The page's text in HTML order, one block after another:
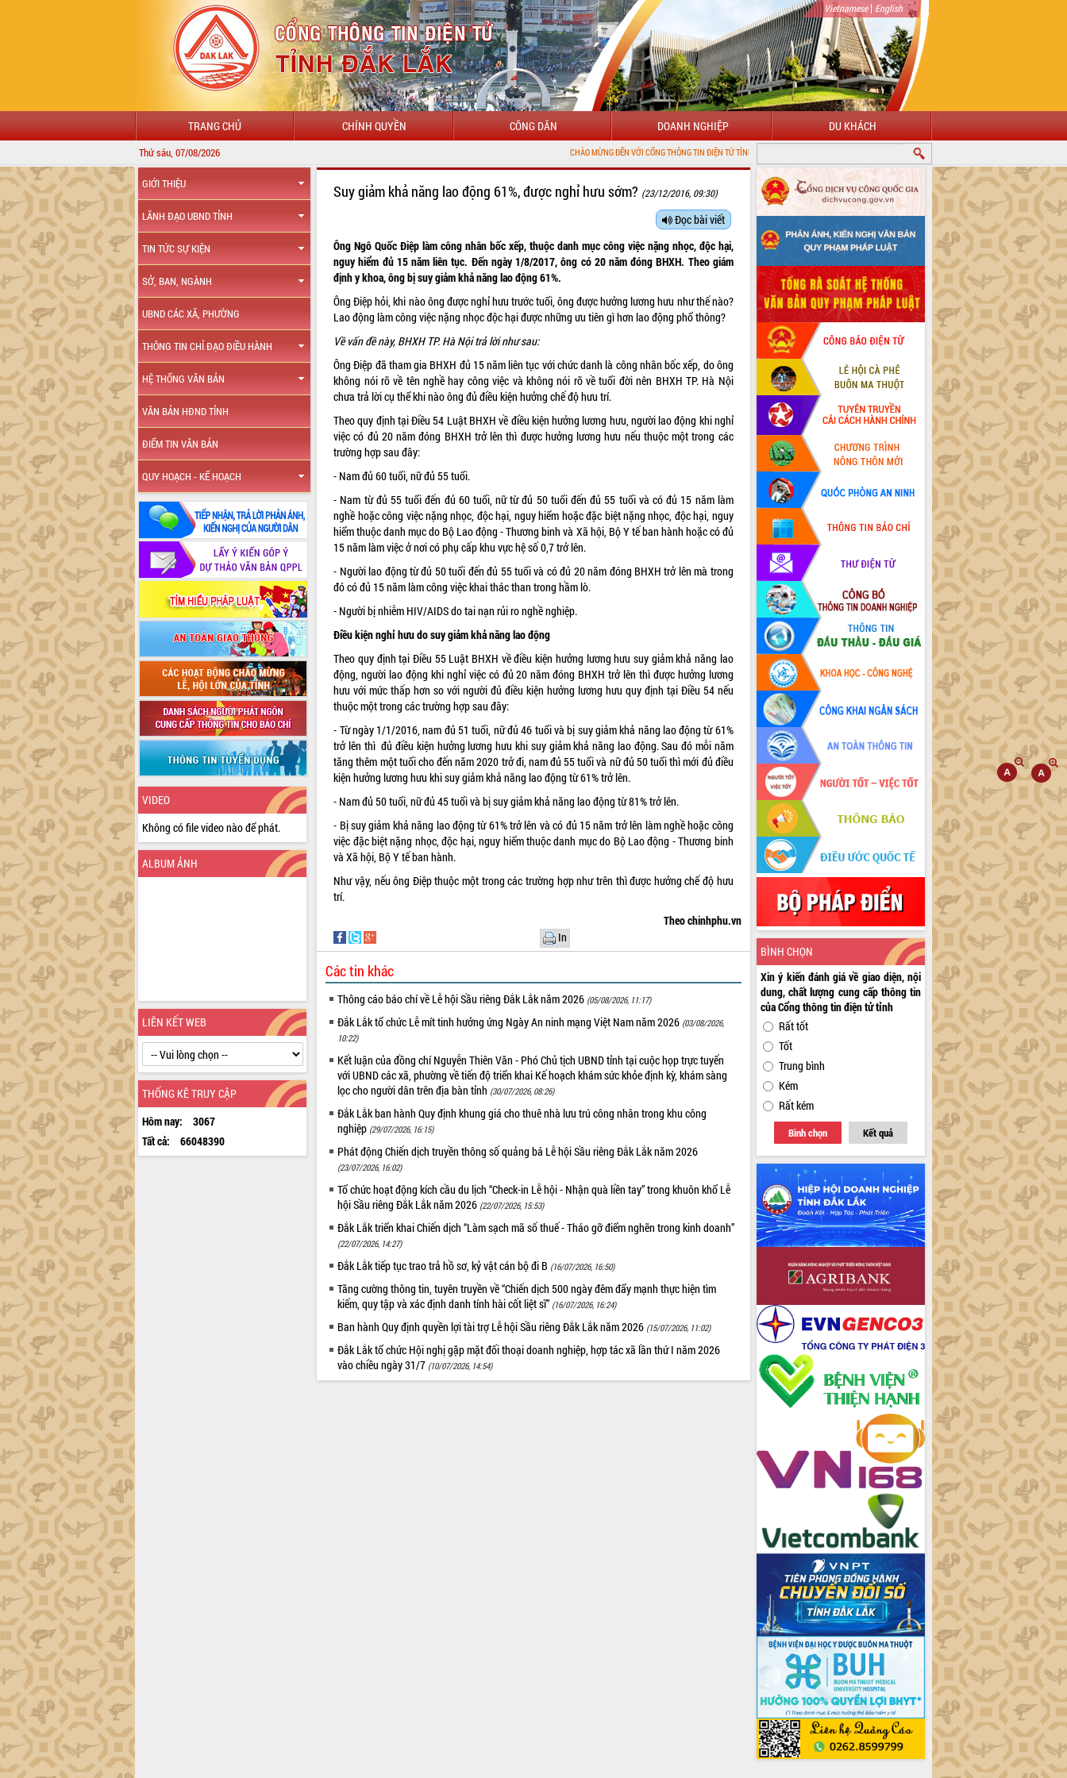
Vietnamese| English
TRANG CHỦ CHÍNH QUYỀN CÔNG DÂN DOANH NGHIỆP DU KHÁCH
Thứ sáu, 07/08/2026 CHÀO MỪNG ĐẾN VỚI CỔNG THÔNG TIN ĐIỆN TỬ TỈNH ĐẮK LẮK
GIỚI THIỆU
LÃNH ĐẠO UBND TỈNH
TIN TỨC SỰ KIỆN
SỞ, BAN, NGÀNH
UBND CÁC XÃ, PHƯỜNG
THÔNG TIN CHỈ ĐẠO ĐIỀU HÀNH
HỆ THỐNG VĂN BẢN
VĂN BẢN HĐND TỈNH
ĐIỂM TIN VĂN BẢN
QUY HOẠCH - KẾ HOẠCH
VIDEO
Không có file video nào để phát.
ALBUM ẢNH
LIÊN KẾT WEB
THỐNG KÊ TRUY CẬP
Hôm nay:
3067
Tất cả:
66048390
Suy giảm khả năng lao động 61%, được nghỉ hưu sớm? (23/12/2016, 09:30)
Đọc bài viết
Ông Ngô Quốc Điệp làm công nhân bốc xếp, thuộc danh mục công việc nặng nhọc, độc hại,
nguy hiểm đủ 15 năm liên tục. Đến ngày 1/8/2017, ông có 20 năm đóng BHXH. Theo giám
định y khoa, ông bị suy giảm khả năng lao động 61%.
Ông Điệp hỏi, khi nào ông được nghỉ hưu trước tuổi, ông được hưởng lương hưu như thế nào?
Lao động làm công việc nặng nhọc độc hại được những ưu tiên gì hơn lao động phổ thông?
Về vấn đề này, BHXH TP. Hà Nội trả lời như sau:
Ông Điệp đã tham gia BHXH đủ 15 năm liên tục với chức danh là công nhân bốc xếp, do ông
không nói rõ về tên nghề hay công việc và không nói rõ về tuổi đời nên BHXH TP. Hà Nội
chưa trả lời cụ thể khi nào ông đủ điều kiện hưởng chế độ hưu trí.
Theo quy định tại Điều 54 Luật BHXH về điều kiện hưởng lương hưu, người lao động khi nghỉ
việc có đủ 20 năm đóng BHXH trở lên thì được hưởng lương hưu nếu thuộc một trong các
trường hợp sau đây:
- Nam đủ 60 tuổi, nữ đủ 55 tuổi.
- Nam từ đủ 55 tuổi đến đủ 60 tuổi, nữ từ đủ 50 tuổi đến đủ 55 tuổi và có đủ 15 năm làm
nghề hoặc công việc nặng nhọc, độc hại, nguy hiểm hoặc đặc biệt nặng nhọc, độc hại, nguy
hiểm thuộc danh mục do Bộ Lao động - Thương binh và Xã hội, Bộ Y tế ban hành hoặc có đủ
15 năm làm việc ở nơi có phụ cấp khu vực hệ số 0,7 trở lên.
- Người lao động từ đủ 50 tuổi đến đủ 55 tuổi và có đủ 20 năm đóng BHXH trở lên mà trong
đó có đủ 15 năm làm công việc khai thác than trong hầm lò.
- Người bị nhiễm HIV/AIDS do tai nạn rủi ro nghề nghiệp.
Điều kiện nghỉ hưu do suy giảm khả năng lao động
Theo quy định tại Điều 55 Luật BHXH về điều kiện hưởng lương hưu suy giảm khả năng lao
động, người lao động khi nghỉ việc có đủ 20 năm đóng BHXH trở lên thì được hưởng lương
hưu với mức thấp hơn so với người đủ điều kiện hưởng lương hưu quy định tại Điều 54 nếu
thuộc một trong các trường hợp sau đây:
- Từ ngày 1/1/2016, nam đủ 51 tuổi, nữ đủ 46 tuổi và bị suy giảm khả năng lao động từ 61%
trở lên thì đủ điều kiện hưởng lương hưu khi suy giảm khả năng lao động. Sau đó mỗi năm
tăng thêm một tuổi cho đến năm 2020 trở đi, nam đủ 55 tuổi và nữ đủ 50 tuổi thì mới đủ điều
kiện hưởng lương hưu khi suy giảm khả năng lao động từ 61% trở lên.
- Nam đủ 50 tuổi, nữ đủ 45 tuổi và bị suy giảm khả năng lao động từ 81% trở lên.
- Bị suy giảm khả năng lao động từ 61% trở lên và có đủ 15 năm trở lên làm nghề hoặc công
việc đặc biệt nặng nhọc, độc hại, nguy hiểm thuộc danh mục do Bộ Lao động - Thương binh
và Xã hội, Bộ Y tế ban hành.
Như vậy, nếu ông Điệp thuộc một trong các trường hợp như trên thì được hưởng chế độ hưu
trí.
Theo chinhphu.vn
In
Các tin khác
Thông cáo báo chí về Lễ hội Sầu riêng Đắk Lắk năm 2026 (05/08/2026, 11:17)
Đắk Lắk tổ chức Lễ mít tinh hưởng ứng Ngày An ninh mạng Việt Nam năm 2026 (03/08/2026,
10:22)
Kết luận của đồng chí Nguyễn Thiên Văn - Phó Chủ tịch UBND tỉnh tại cuộc họp trực tuyến
với UBND các xã, phường về tiến độ triển khai Kế hoạch khám sức khỏe định kỳ, khám sàng
lọc cho người dân trên địa bàn tỉnh (30/07/2026, 08:26)
Đắk Lắk ban hành Quy định khung giá cho thuê nhà lưu trú công nhân trong khu công
nghiệp (29/07/2026, 16:15)
Phát động Chiến dịch truyền thông số quảng bá Lễ hội Sầu riêng Đắk Lắk năm 2026
(23/07/2026, 16:02)
Tổ chức hoạt động kích cầu du lịch “Check-in Lễ hội - Nhận quà liền tay” trong khuôn khổ Lễ
hội Sầu riêng Đắk Lắk năm 2026 (22/07/2026, 15:53)
Đắk Lắk triển khai Chiến dịch “Làm sạch mã số thuế - Tháo gỡ điểm nghẽn trong kinh doanh”
(22/07/2026, 14:27)
Đắk Lắk tiếp tục trao trả hồ sơ, kỷ vật cán bộ đi B (16/07/2026, 16:50)
Tăng cường thông tin, tuyên truyền về “Chiến dịch 500 ngày đêm đẩy mạnh thực hiện tìm
kiếm, quy tập và xác định danh tính hài cốt liệt sĩ” (16/07/2026, 16:24)
Ban hành Quy định quyền lợi tài trợ Lễ hội Sầu riêng Đắk Lắk năm 2026 (15/07/2026, 11:02)
Đắk Lắk tổ chức Hội nghị gặp mặt đối thoại doanh nghiệp, hợp tác xã lần thứ I năm 2026
vào chiều ngày 31/7 (10/07/2026, 14:54)
BÌNH CHỌN
Xin ý kiến đánh giá về giao diện, nội
dung, chất lượng cung cấp thông tin
của Cổng thông tin điện tử tỉnh
Rất tốt
Tốt
Trung bình
Kém
Rất kém
Bình chọn Kết quả